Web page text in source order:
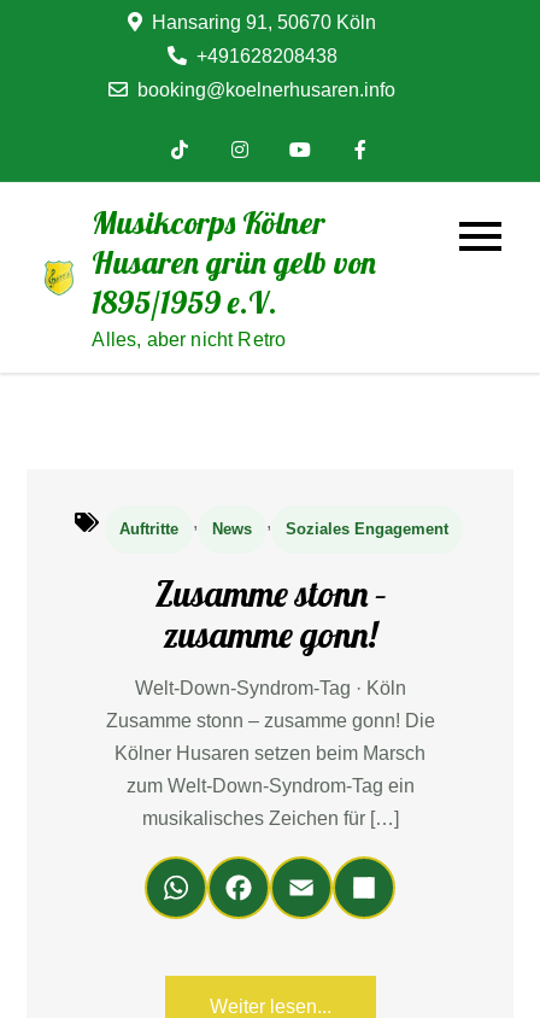
Hansaring 91, 50670 Köln
+491628208438
booking@koelnerhusaren.info
Musikcorps Kölner
Husaren grün gelb von
1895/1959 e.V.
Alles, aber nicht Retro
Auftritte , News , Soziales Engagement
Zusamme stonn –
zusamme gonn!
Welt-Down-Syndrom-Tag · Köln
Zusamme stonn – zusamme gonn! Die
Kölner Husaren setzen beim Marsch
zum Welt-Down-Syndrom-Tag ein
musikalisches Zeichen für […]
Wh
ats
Fa
ce
ok
Em
ail
Teil
en
Weiter lesen...